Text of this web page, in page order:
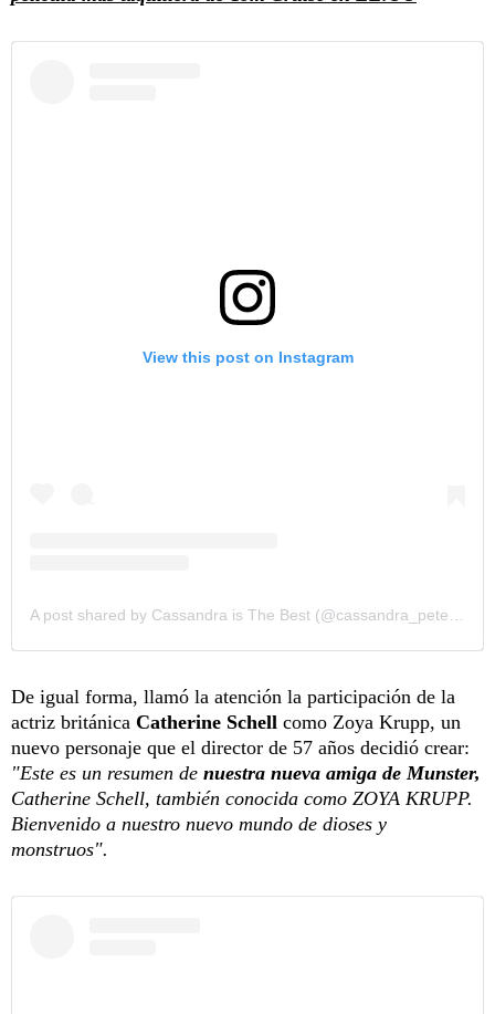
View this post on Instagram
De igual forma, llamó la atención la participación de la
actriz británica Catherine Schell como Zoya Krupp, un
nuevo personaje que el director de 57 años decidió crear:
"Este es un resumen de nuestra nueva amiga de Munster,
Catherine Schell, también conocida como ZOYA KRUPP.
Bienvenido a nuestro nuevo mundo de dioses y
monstruos".